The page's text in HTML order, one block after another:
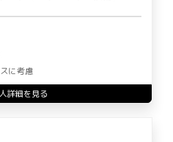
に考慮
詳細を見る